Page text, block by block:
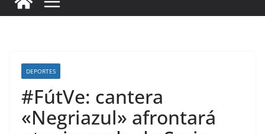
DEPORTES
#FútVe: cantera
«Negriazul» afrontará